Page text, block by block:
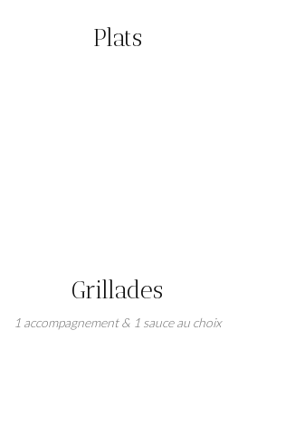
Plats
Grillades
1 accompagnement & 1 sauce au choix